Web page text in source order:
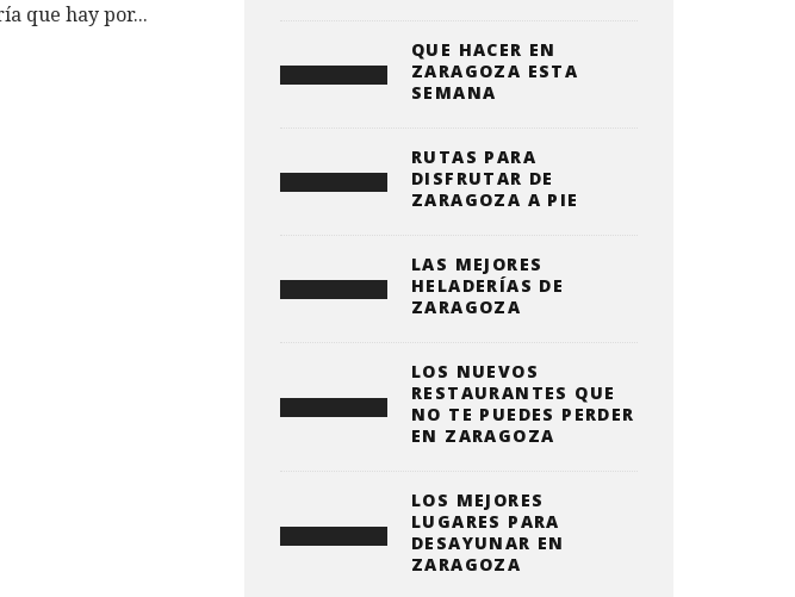
que hay por...
QUE HACER EN
ZARAGOZA ESTA
SEMANA
RUTAS PARA
DISFRUTAR DE
ZARAGOZA A PIE
LAS MEJORES
HELADERÍAS DE
ZARAGOZA
LOS NUEVOS
RESTAURANTES QUE
NO TE PUEDES PERDER
EN ZARAGOZA
LOS MEJORES
LUGARES PARA
DESAYUNAR EN
ZARAGOZA